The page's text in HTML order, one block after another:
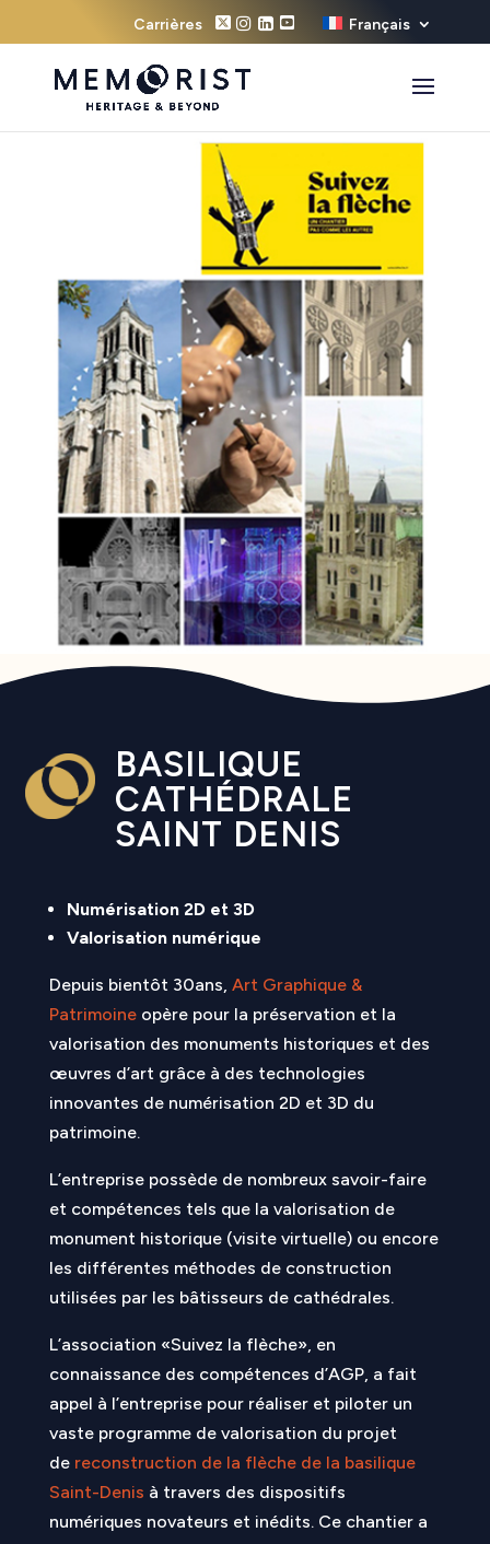
Carrières Français
BASILIQUE
CATHÉDRALE
SAINT DENIS
Numérisation 2D et 3D
Valorisation numérique
Depuis bientôt 30ans, Art Graphique &
Patrimoine opère pour la préservation et la
valorisation des monuments historiques et des
œuvres d’art grâce à des technologies
innovantes de numérisation 2D et 3D du
patrimoine.
L’entreprise possède de nombreux savoir-faire
et compétences tels que la valorisation de
monument historique (visite virtuelle) ou encore
les différentes méthodes de construction
utilisées par les bâtisseurs de cathédrales.
L’association «Suivez la flèche», en
connaissance des compétences d’AGP, a fait
appel à l’entreprise pour réaliser et piloter un
vaste programme de valorisation du projet
de reconstruction de la flèche de la basilique
Saint-Denis à travers des dispositifs
numériques novateurs et inédits. Ce chantier a